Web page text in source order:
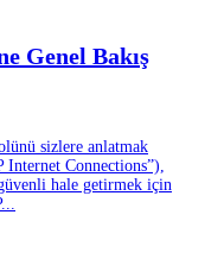
Genel Bakış
sizlere anlatmak
Connections”),
hale getirmek için